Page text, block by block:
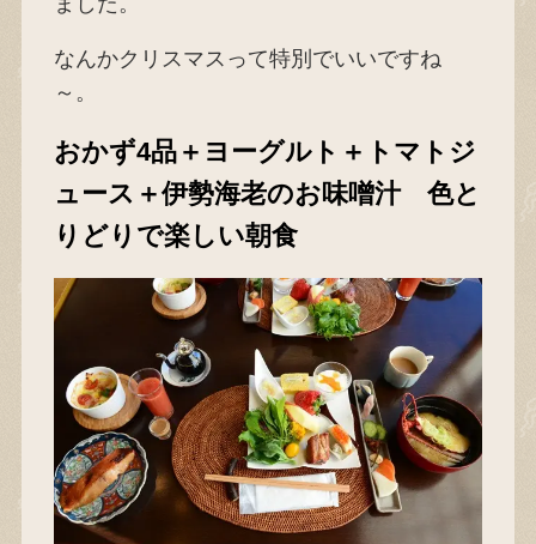
なんかクリスマスって特別でいいですね
～。
おかず4品＋ヨーグルト＋トマトジ
ュース＋伊勢海老のお味噌汁 色と
りどりで楽しい朝食